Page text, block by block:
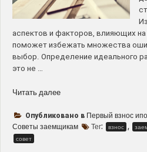
аспектов и факторов, влияющих
поможет избежать множества
выбор. Определение идеального
это не …
Читать далее“Как
рассчитать
первый
Опубликовано в Первый взнос
Советы заемщикам Тег: взнос ,
совет